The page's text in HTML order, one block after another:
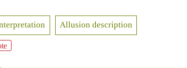
Allusion description